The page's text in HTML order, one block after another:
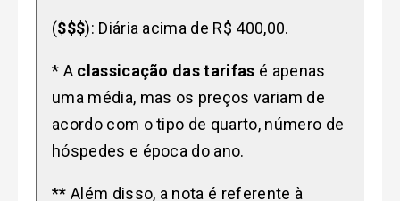
($$$): Diária acima de R$ 400,00.
* A classicação das tarifas é apenas
uma média, mas os preços variam de
acordo com o tipo de quarto, número de
hóspedes e época do ano.
** Além disso, a nota é referente à